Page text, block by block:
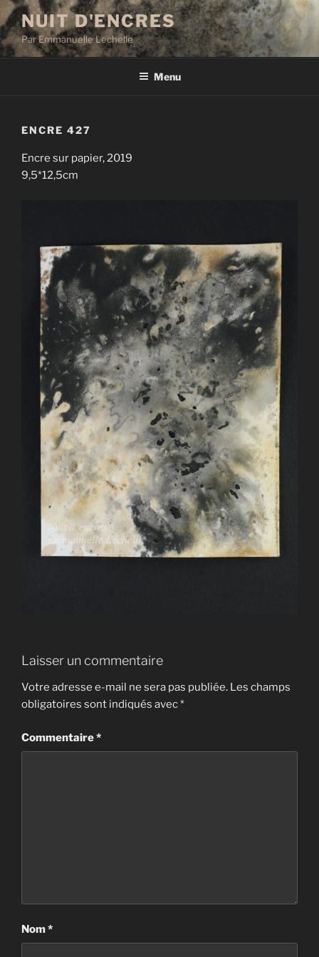
Aller
au
contenu
principal
NUIT D'ENCRES
Par Emmanuelle Lechelle
Menu
ENCRE 427
Encre sur papier, 2019
9,5*12,5cm
Laisser un commentaire
Votre adresse e-mail ne sera pas publiée. Les champs
obligatoires sont indiqués avec*
Commentaire*
Nom*